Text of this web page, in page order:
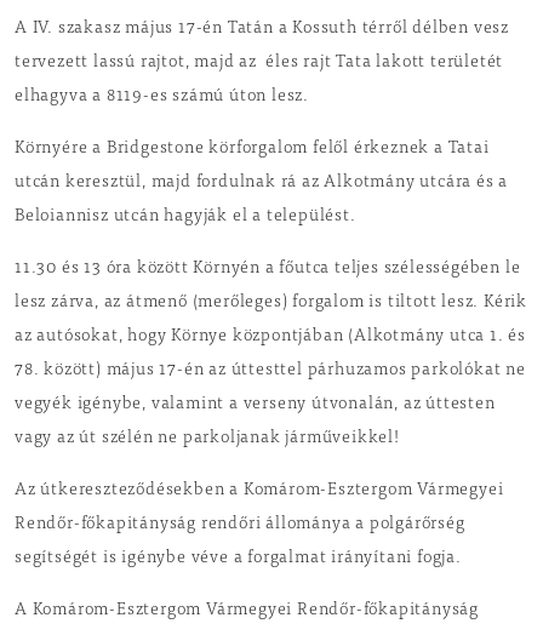
A IV. szakasz május 17-én Tatán a Kossuth térről délben vesz
tervezett lassú rajtot, majd az éles rajt Tata lakott területét
elhagyva a 8119-es számú úton lesz.
Környére a Bridgestone körforgalom felől érkeznek a Tatai
utcán keresztül, majd fordulnak rá az Alkotmány utcára és a
Beloiannisz utcán hagyják el a települést.
11.30 és 13 óra között Környén a főutca teljes szélességében le
lesz zárva, az átmenő (merőleges) forgalom is tiltott lesz. Kérik
az autósokat, hogy Környe központjában (Alkotmány utca 1. és
78. között) május 17-én az úttesttel párhuzamos parkolókat ne
vegyék igénybe, valamint a verseny útvonalán, az úttesten
vagy az út szélén ne parkoljanak járműveikkel!
Az útkereszteződésekben a Komárom-Esztergom Vármegyei
Rendőr-főkapitányság rendőri állománya a polgárőrség
segítségét is igénybe véve a forgalmat irányítani fogja.
A Komárom-Esztergom Vármegyei Rendőr-főkapitányság